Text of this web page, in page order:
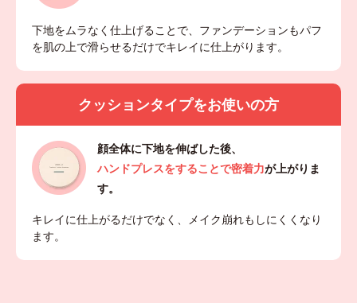
下地をムラなく仕上げることで、ファンデーションもパフ
を肌の上で滑らせるだけでキレイに仕上がります。
クッションタイプをお使いの方
顔全体に下地を伸ばした後、
ハンドプレスをすることで密着力が上がりま
す。
キレイに仕上がるだけでなく、メイク崩れもしにくくなり
ます。